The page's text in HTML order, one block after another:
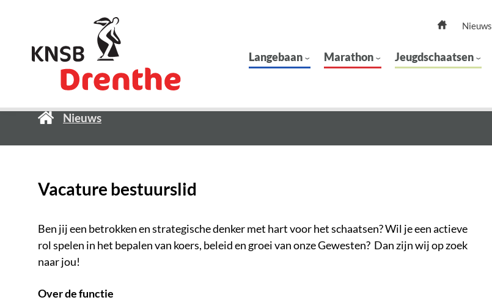
Nieuws
Langebaan Marathon Jeugdschaatsen
Nieuws
Vacature bestuurslid
Ben jij een betrokken en strategische denker met hart voor het schaatsen? Wil je een actieve
rol spelen in het bepalen van koers, beleid en groei van onze Gewesten? Dan zijn wij op zoek
naar jou!
Over de functie